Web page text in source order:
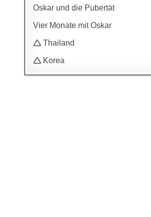
Oskar und die Pubertät
Vier Monate mit Oskar
🛆 Thailand
🛆 Korea